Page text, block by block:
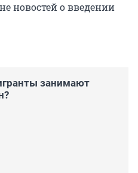
новостей о введении
занимают